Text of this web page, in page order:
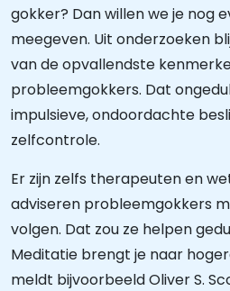
gokker? Dan willen we je nog
meegeven. Uit onderzoeken
van de opvallendste
probleemgokkers. Dat
impulsieve, ondoordachte
zelfcontrole.
Er zijn zelfs therapeuten en
adviseren probleemgokkers
volgen. Dat zou ze helpen
Meditatie brengt je naar
meldt bijvoorbeeld Oliver S.